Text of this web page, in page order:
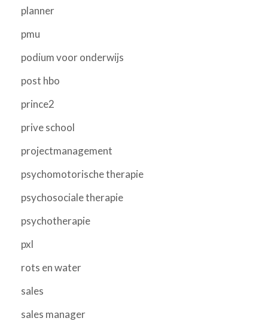
planner
pmu
podium voor onderwijs
post hbo
prince2
prive school
projectmanagement
psychomotorische therapie
psychosociale therapie
psychotherapie
pxl
rots en water
sales
sales manager